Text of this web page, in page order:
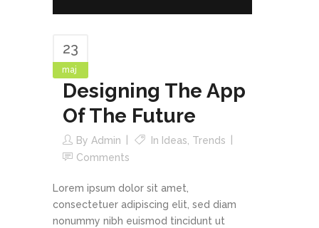
23
maj
Designing The App
Of The Future
By Admin In Ideas, Trends
Comments
Lorem ipsum dolor sit amet,
consectetuer adipiscing elit, sed diam
nonummy nibh euismod tincidunt ut